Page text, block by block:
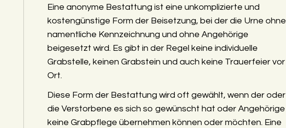
Eine anonyme Bestattung ist eine unkomplizierte und
kostengünstige Form der Beisetzung, bei der die Urne ohne
namentliche Kennzeichnung und ohne Angehörige
beigesetzt wird. Es gibt in der Regel keine individuelle
Grabstelle, keinen Grabstein und auch keine Trauerfeier vor
Ort.
Diese Form der Bestattung wird oft gewählt, wenn der oder
die Verstorbene es sich so gewünscht hat oder Angehörige
keine Grabpflege übernehmen können oder möchten. Eine